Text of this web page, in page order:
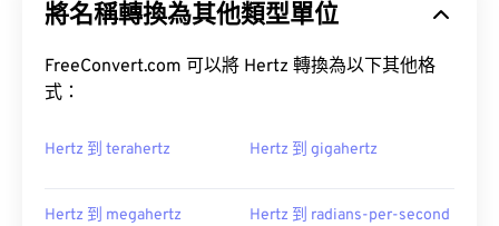
將名稱轉換為其他類型單位
FreeConvert.com 可以將 Hertz 轉換為以下其他格
式：
Hertz 到 terahertz Hertz 到 gigahertz
Hertz 到 megahertz Hertz 到 radians-per-second